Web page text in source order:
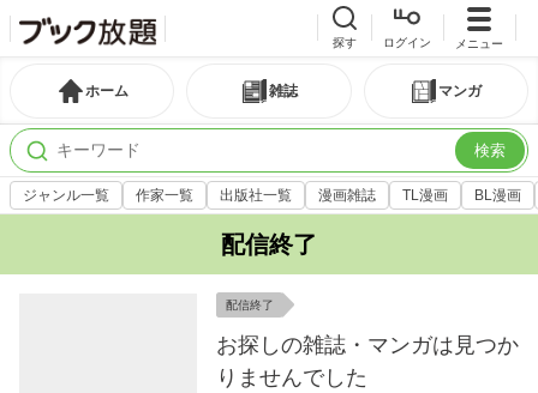
探す ログイン メニュー
ホーム 雑誌 マンガ
検索
ジャンル一覧 作家一覧 出版社一覧 漫画雑誌 TL漫画 BL漫画
配信終了
配信終了
お探しの雑誌・マンガは見つか
りませんでした